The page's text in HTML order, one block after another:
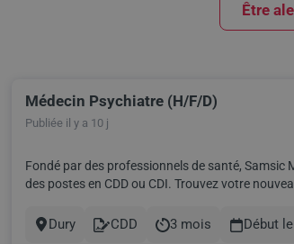
Être
Results
Médecin Psychiatre (H/F/D)
Publiée il y a 10 j
Fondé par des professionnels de santé,
des postes en CDD ou CDI. Trouvez votre nouveau
Ville
Dury
Contract
CDD
Durée
3 mois Début